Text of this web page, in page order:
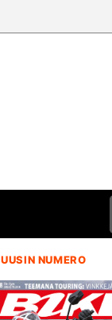
UUSIN NUMERO